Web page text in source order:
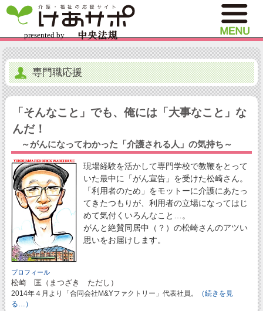
専門職応援
「そんなこと」でも、俺には「大事なこと」な
んだ！
～がんになってわかった「介護される人」の気持ち～
現場経験を活かして専門学校で教鞭をとって
いた最中に「がん宣告」を受けた松崎さん。
「利用者のため」をモットーに介護にあたっ
てきたつもりが、利用者の立場になってはじ
めて気付くいろんなこと…。
がんと絶賛同居中（？）の松崎さんのアツい
思いをお届けします。
プロフィール
松崎 匡（まつざき ただし）
2014年４月より「合同会社M&Yファクトリー」代表社員。
（続きを見
る…）